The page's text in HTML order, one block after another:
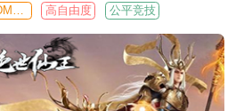
高自由度 公平竞技